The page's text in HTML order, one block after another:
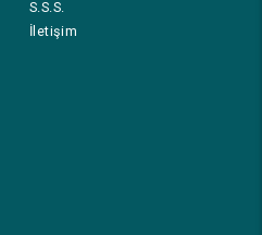
S.S.S.
İletişim